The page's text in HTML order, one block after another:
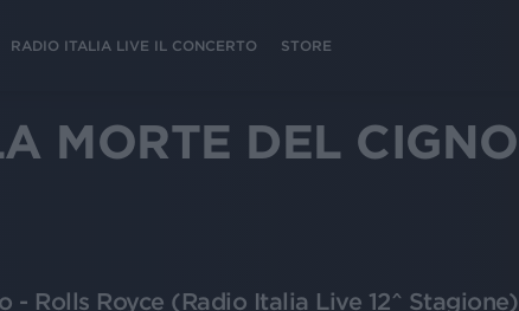
RADIO ITALIA LIVE IL CONCERTO STORE
MORTE DEL CIGNO
- Rolls Royce (Radio Italia Live 12^ Stagione)